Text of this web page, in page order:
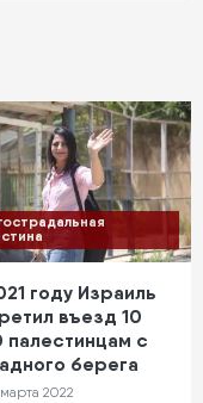
году Израиль
въезд 10
палестинцам с
берега
марта 2022